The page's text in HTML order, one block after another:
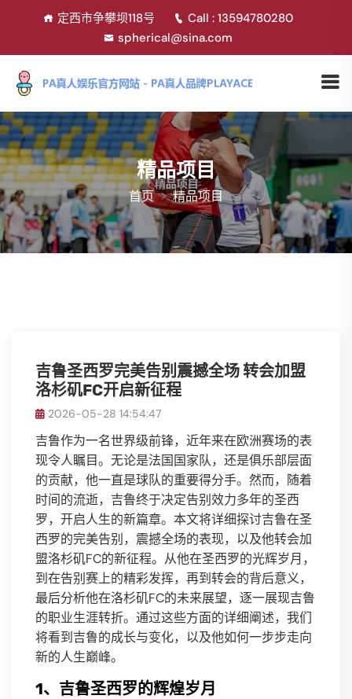
定西市争攀坝118号
Call : 13594780280
spherical@sina.com
精品项目
首页 精品项目
吉鲁圣西罗完美告别震撼全场 转会加盟
洛杉矶FC开启新征程
2026-05-28 14:54:47
吉鲁作为一名世界级前锋，近年来在欧洲赛场的表
现令人瞩目。无论是法国国家队，还是俱乐部层面
的贡献，他一直是球队的重要得分手。然而，随着
时间的流逝，吉鲁终于决定告别效力多年的圣西
罗，开启人生的新篇章。本文将详细探讨吉鲁在圣
西罗的完美告别，震撼全场的表现，以及他转会加
盟洛杉矶FC的新征程。从他在圣西罗的光辉岁月，
到在告别赛上的精彩发挥，再到转会的背后意义，
最后分析他在洛杉矶FC的未来展望，逐一展现吉鲁
的职业生涯转折。通过这些方面的详细阐述，我们
将看到吉鲁的成长与变化，以及他如何一步步走向
新的人生巅峰。
1、吉鲁圣西罗的辉煌岁月